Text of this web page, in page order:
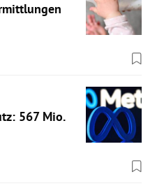
567 Mio.